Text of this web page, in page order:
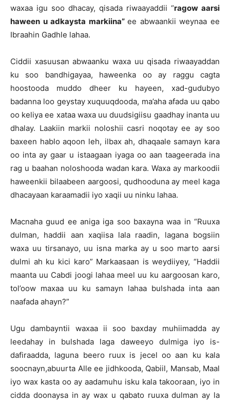
waxaa igu soo dhacay, qisada riwaayaddii “ragow aarsi
haween u adkaysta markiina”ee abwaankii weynaa ee
Ibraahin Gadhle lahaa.
Ciddii xasuusan abwaanku waxa uu qisada riwaayaddan
ku soo bandhigayaa, haweenka oo ay raggu cagta
hoostooda muddo dheer ku hayeen, xad-gudubyo
badanna loo geystay xuquuqdooda, ma’aha afada uu qabo
oo keliya ee xataa waxa uu duudsigiisu gaadhay inanta uu
dhalay. Laakiin markii noloshii casri noqotay ee ay soo
baxeen hablo aqoon leh, ilbax ah, dhaqaale samayn kara
oo inta ay gaar u istaagaan iyaga oo aan taageerada ina
rag u baahan noloshooda wadan kara. Waxa ay markoodii
haweenkii bilaabeen aargoosi, qudhooduna ay meel kaga
dhacayaan karaamadii iyo xaqii uu ninku lahaa.
Macnaha guud ee aniga iga soo baxayna waa in “Ruuxa
dulman, haddii aan xaqiisa lala raadin, lagana bogsiin
waxa uu tirsanayo, uu isna marka ay u soo marto aarsi
dulmi ah ku kici karo” Markaasaan is weydiiyey, “Haddii
maanta uu Cabdi joogi lahaa meel uu ku aargoosan karo,
tol’oow maxaa uu ku samayn lahaa bulshada inta aan
naafada ahayn?”
Ugu dambayntii waxaa ii soo baxday muhiimadda ay
leedahay in bulshada laga daweeyo dulmiga iyo is-
dafiraadda, laguna beero ruux is jecel oo aan ku kala
soocnayn,abuurta Alle ee jidhkooda, Qabiil, Mansab, Maal
iyo wax kasta oo ay aadamuhu isku kala takooraan, iyo in
cidda doonaysa in ay wax u qabato ruuxa dulman ay la